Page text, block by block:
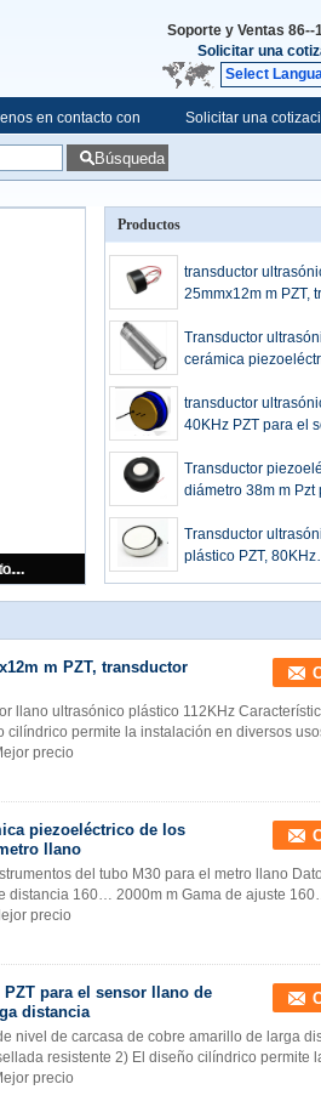
Soporte y Ventas 86--
Solicitar una
Select
en contacto con Solicitar una
Búsqueda
transductor ultrasónico de 25mmx12m m PZT, transductor piezoeléctrico ultrasónico 112KHz
Productos
transductor
25mmx12m m PZT,
112KHz
Transductor
cerámica
para el metro llano
transductor
40KHz PZT para el
amarillo de larga
Transductor
diámetro 38m m Pzt
75KHz
Transductor
plástico PZT, 80KHz
x 16m m
m PZT, transductor
llano ultrasónico plástico 112KHz
permite la instalación en diversos
precio
piezoeléctrico de los
llano
del tubo M30 para el metro llano
distancia 160… 2000m m Gama de ajuste
precio
para el sensor llano de
distancia
nivel de carcasa de cobre amarillo de larga
resistente 2) El diseño cilíndrico permite
precio